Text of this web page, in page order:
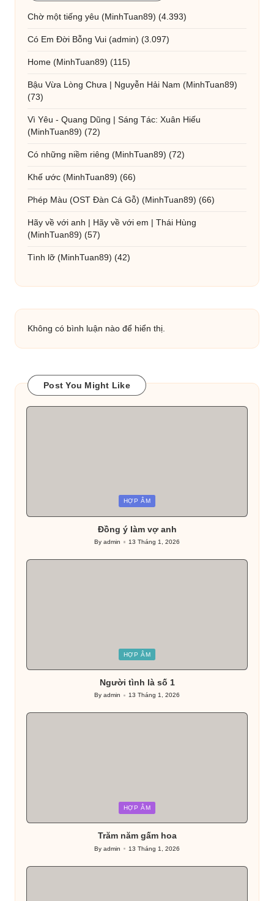
Chờ một tiếng yêu (MinhTuan89) (4.393)
Có Em Đời Bỗng Vui (admin) (3.097)
Home (MinhTuan89) (115)
Bậu Vừa Lòng Chưa | Nguyễn Hải Nam (MinhTuan89)
(73)
Vì Yêu - Quang Dũng | Sáng Tác: Xuân Hiếu
(MinhTuan89) (72)
Có những niềm riêng (MinhTuan89) (72)
Khế ước (MinhTuan89) (66)
Phép Màu (OST Đàn Cá Gỗ) (MinhTuan89) (66)
Hãy về với anh | Hãy về với em | Thái Hùng
(MinhTuan89) (57)
Tình lỡ (MinhTuan89) (42)
Không có bình luận nào để hiển thị.
Post You Might Like
HỢP ÂM
Đồng ý làm vợ anh
Posted
Byadmin 13 Tháng 1, 2026
HỢP ÂM
Người tình là số 1
Posted
Byadmin 13 Tháng 1, 2026
HỢP ÂM
Trăm năm gấm hoa
Posted
Byadmin 13 Tháng 1, 2026